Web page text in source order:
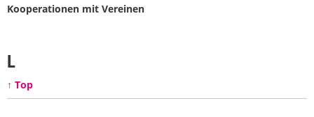
Kooperationen mit Vereinen
L
↑ Top